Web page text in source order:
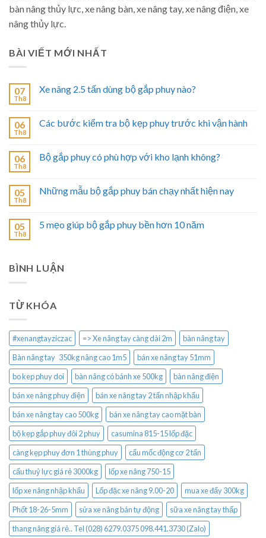
bàn nâng thủy lực, xe nâng bàn, xe nâng tay, xe nâng điện, xe
nâng thủy lực.
BÀI VIẾT MỚI NHẤT
07
Th8
Xe nâng 2.5 tấn dùng bộ gắp phuy nào?
06
Th8
Các bước kiểm tra bộ kẹp phuy trước khi vận hành
06
Th8
Bộ gắp phuy có phù hợp với kho lạnh không?
05
Th8
Những mẫu bộ gắp phuy bán chạy nhất hiện nay
05
Th8
5 mẹo giúp bộ gắp phuy bền hơn 10 năm
BÌNH LUẬN
TỪ KHÓA
#xenangtayziczac => Xe nâng tay càng dài 2m
bàn nâng tay
Bàn nâng tay 350kg nâng cao 1m5
bán xe nâng tay 51mm
bo kep phuy doi
bàn nâng có bánh xe 500kg
bàn nâng điện
bán xe nâng phuy điện
bán xe nâng tay 2 tấn nhập khẩu
bán xe nâng tay cao 500kg
bán xe nâng tay cao mặt bàn
bộ kẹp gắp phuy đôi 2 phuy
casumina 815-15 lốp đặc
càng kẹp phuy đơn 1 thùng phuy
cẩu mốc động cơ 2 tấn
cẩu thuỷ lực giá rẻ 3000kg
lốp xe nâng 750-15
lốp xe nâng nhập khẩu
Lốp đặc xe nâng 9.00-20
mua xe đẩy 300kg
Phốt 18-26-5mm
sửa xe nâng bán tự động
sữa xe nâng tay thấp
thang nâng giá rẻ.. Tel (028) 6279.0375 098.441.3730 (Zalo)